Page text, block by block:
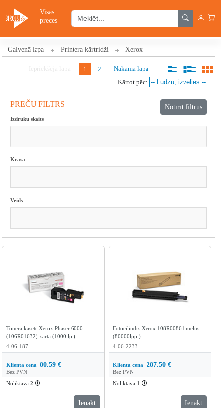
Visas
preces
Galvenā lapa Printera kārtridži Xerox
1 2
Nākamā lapa
Kārtot pēc:
PREČU FILTRS
Izdruku skaits
Krāsa
Veids
Tonera kasete Xerox Phaser 6000
(106R01632), sārta (1000 lp.)
4-06-187
Klienta cena 80.59 €
Bez PVN
Noliktavā 2 🛈
Ienākt
Fotocilindrs Xerox 108R00861 melns
(80000lpp.)
4-06-2233
Klienta cena 287.50 €
Bez PVN
Noliktavā 1 🛈
Ienākt